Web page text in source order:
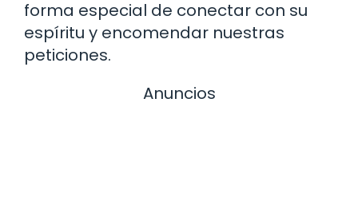
forma especial de conectar con su
espíritu y encomendar nuestras
peticiones.
Anuncios